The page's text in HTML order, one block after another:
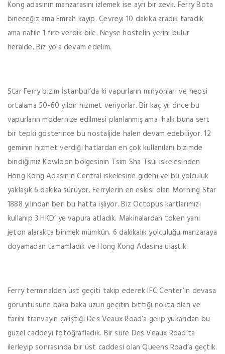
Kong adasının manzarasını izlemek ise ayrı bir zevk. Ferry Bota
bineceğiz ama Emrah kayıp. Çevreyi 10 dakika aradık taradık
ama nafile 1 fire verdik bile. Neyse hostelin yerini bulur
heralde. Biz yola devam edelim.
Star Ferry bizim İstanbul’da ki vapurların minyonları ve hepsi
ortalama 50-60 yıldır hizmet veriyorlar. Bir kaç yıl önce bu
vapurların modernize edilmesi planlanmış ama halk buna sert
bir tepki gösterince bu nostaljide halen devam edebiliyor. 12
geminin hizmet verdiği hatlardan en çok kullanılanı bizimde
bindiğimiz Kowloon bölgesinin Tsim Sha Tsui iskelesinden
Hong Kong Adasının Central iskelesine gideni ve bu yolculuk
yaklaşık 6 dakika sürüyor. Ferrylerin en eskisi olan Morning Star
1888 yılından beri bu hatta işliyor. Biz Octopus kartlarımızı
kullanıp 3 HKD’ ye vapura atladık. Makinalardan token yani
jeton alarakta binmek mümkün. 6 dakikalık yolculuğu manzaraya
doyamadan tamamladık ve Hong Kong Adasına ulaştık.
Ferry terminalden üst geçiti takip ederek IFC Center’ın devasa
görüntüsüne baka baka uzun geçitin bittiği nokta olan ve
tarihi tranvayın çaliştığı Des Veaux Road’a gelip yukarıdan bu
güzel caddeyi fotoğrafladık. Bir süre Des Veaux Road’ta
ilerleyip sonrasında bir üst caddesi olan Queens Road’a geçtik.